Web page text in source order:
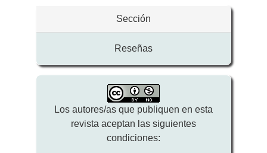
Sección
Reseñas
Los autores/as que publiquen en esta
revista aceptan las siguientes
condiciones: